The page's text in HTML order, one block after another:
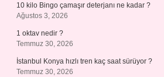
10 kilo Bingo çamaşır deterjanı ne kadar ?
Ağustos 3, 2026
1 oktav nedir ?
Temmuz 30, 2026
İstanbul Konya hızlı tren kaç saat sürüyor ?
Temmuz 30, 2026